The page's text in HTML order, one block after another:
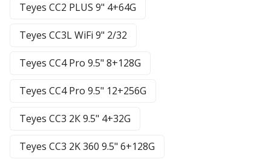
Teyes CC2 PLUS 9" 4+64G
Teyes CC3L WiFi 9" 2/32
Teyes CC4 Pro 9.5" 8+128G
Teyes CC4 Pro 9.5" 12+256G
Teyes CC3 2К 9.5" 4+32G
Teyes CC3 2K 360 9.5" 6+128G